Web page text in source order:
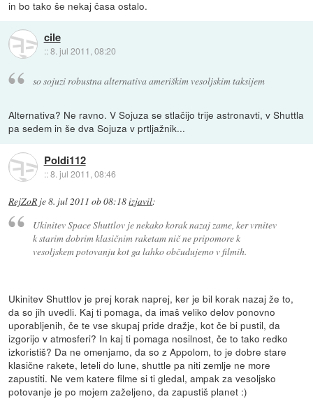
in bo tako še nekaj časa ostalo.
cile
::8. jul 2011, 08:20
so sojuzi robustna alternativa ameriškim vesoljskim taksijem
Alternativa? Ne ravno. V Sojuza se stlačijo trije astronavti, v Shuttla
pa sedem in še dva Sojuza v prtljažnik...
Poldi112
::8. jul 2011, 08:46
RejZoR je8. jul 2011 ob 08:18izjavil:
Ukinitev Space Shuttlov je nekako korak nazaj zame, ker vrnitev
k starim dobrim klasičnim raketam nič ne pripomore k
vesoljskem potovanju kot ga lahko občudujemo v filmih.
Ukinitev Shuttlov je prej korak naprej, ker je bil korak nazaj že to,
da so jih uvedli. Kaj ti pomaga, da imaš veliko delov ponovno
uporabljenih, če te vse skupaj pride dražje, kot če bi pustil, da
izgorijo v atmosferi? In kaj ti pomaga nosilnost, če to tako redko
izkoristiš? Da ne omenjamo, da so z Appolom, to je dobre stare
klasične rakete, leteli do lune, shuttle pa niti zemlje ne more
zapustiti. Ne vem katere filme si ti gledal, ampak za vesoljsko
potovanje je po mojem zaželjeno, da zapustiš planet :)